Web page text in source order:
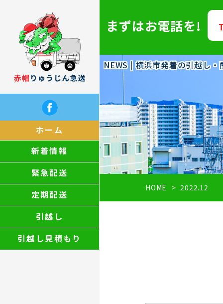
ホーム
新着情報
緊急配送
定期配送
引越し
引越し見積もり
NEWS | 横浜市発着の引越し
まずはお電話を!
HOME 2022.12